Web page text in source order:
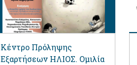
Κέντρο Πρόληψης
Εξαρτήσεων ΗΛΙΟΣ. Ομιλία